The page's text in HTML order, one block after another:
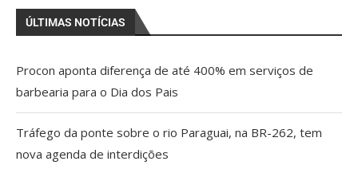
ÚLTIMAS NOTÍCIAS
Procon aponta diferença de até 400% em serviços de
barbearia para o Dia dos Pais
Tráfego da ponte sobre o rio Paraguai, na BR-262, tem
nova agenda de interdições